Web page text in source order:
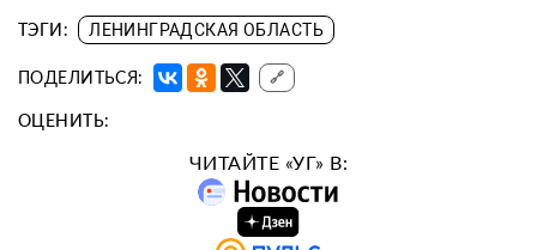
ТЭГИ: ЛЕНИНГРАДСКАЯ ОБЛАСТЬ
ПОДЕЛИТЬСЯ: 🔗
ОЦЕНИТЬ:
ЧИТАЙТЕ «УГ» В: